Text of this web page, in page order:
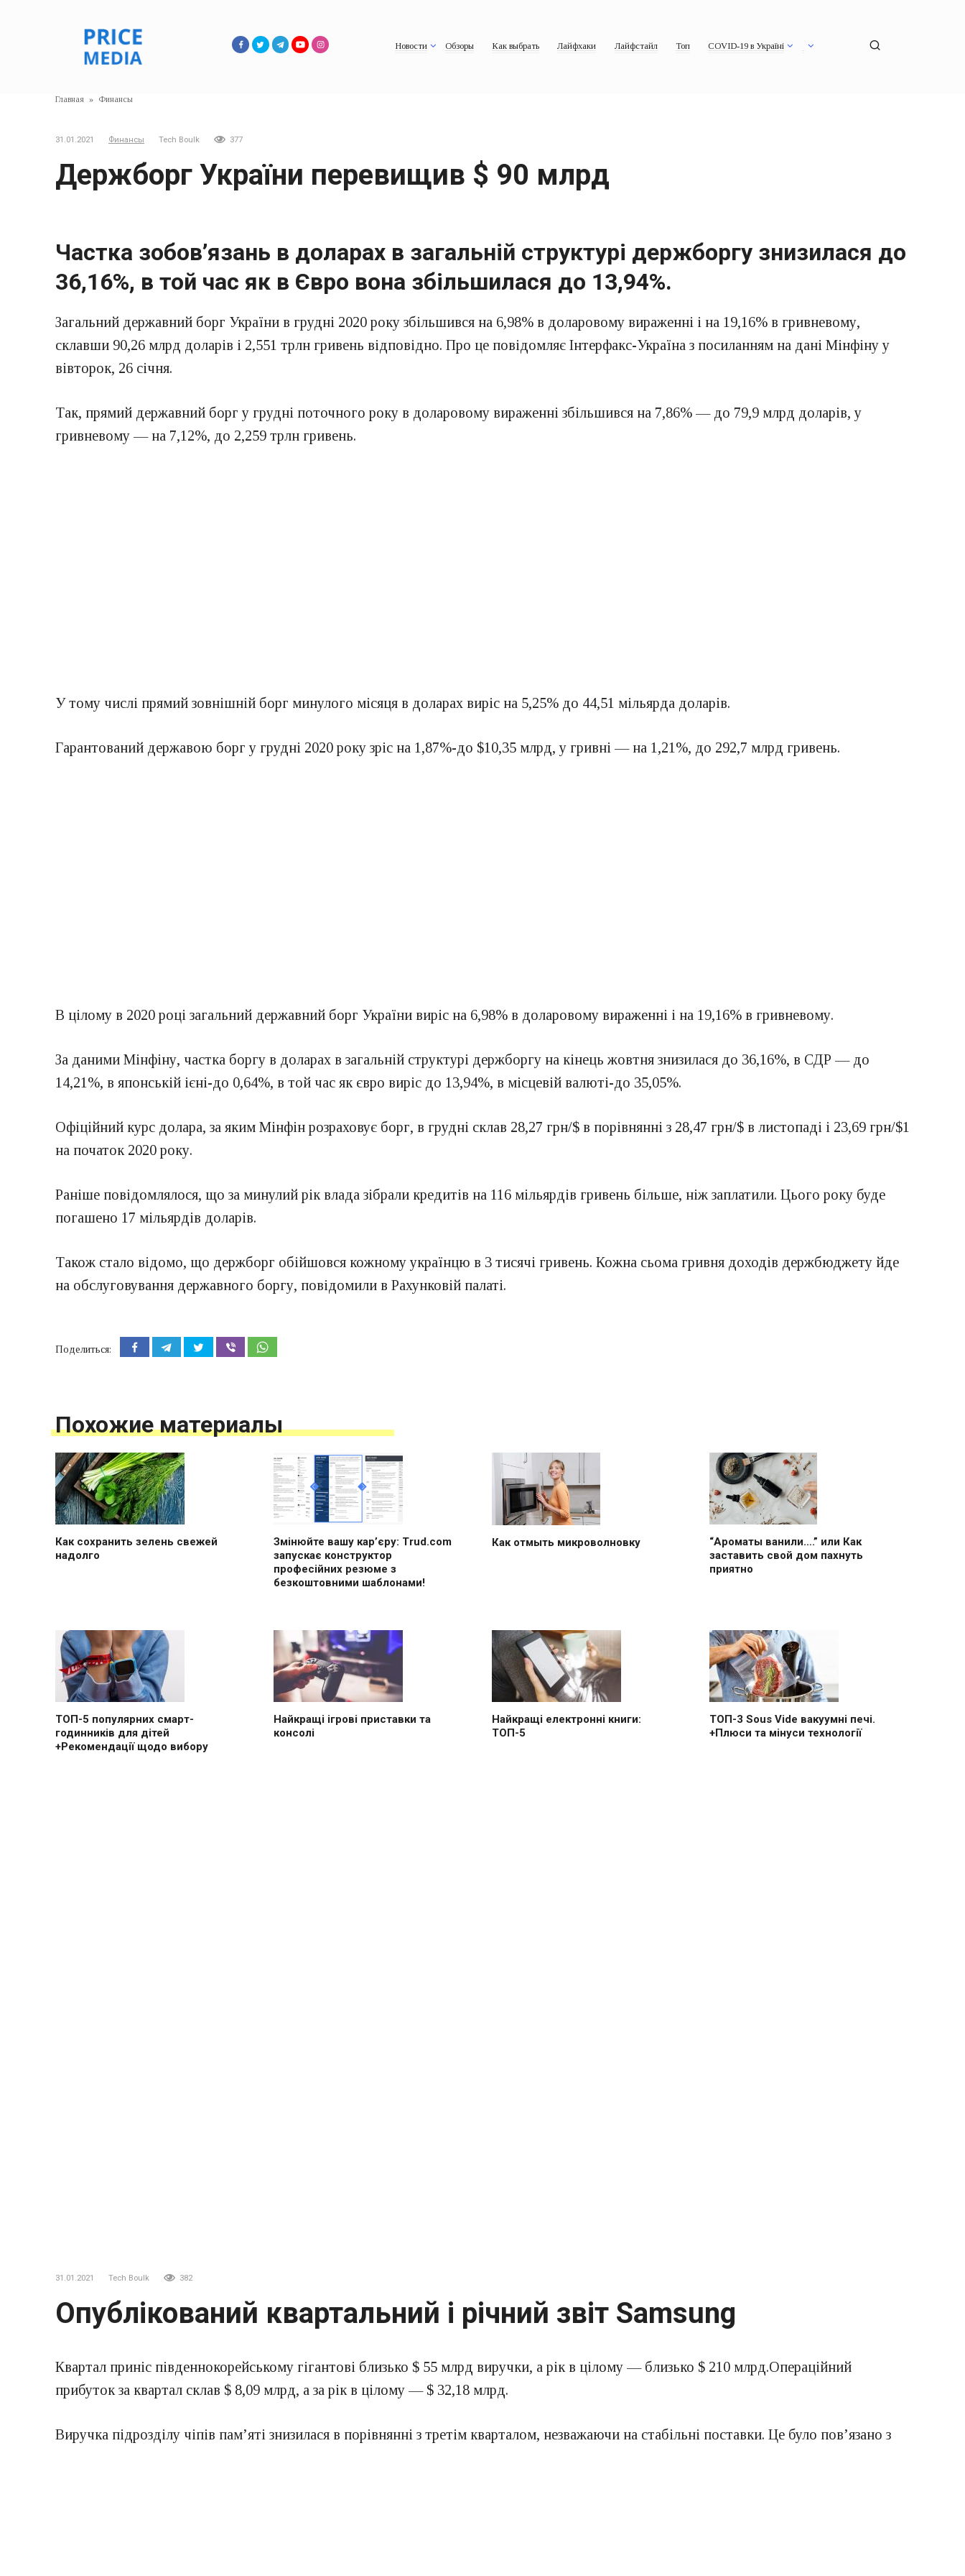
Новости Обзоры Как выбрать Лайфхаки Лайфстайл Топ COVID-19 в Україні
Главная » Финансы
31.01.2021 Финансы Tech Boulk 377
Держборг України перевищив $ 90 млрд
Частка зобов’язань в доларах в загальній структурі держборгу знизилася до
36,16%, в той час як в Євро вона збільшилася до 13,94%.
Загальний державний борг України в грудні 2020 року збільшився на 6,98% в доларовому вираженні і на 19,16% в гривневому,
склавши 90,26 млрд доларів і 2,551 трлн гривень відповідно. Про це повідомляє Інтерфакс-Україна з посиланням на дані Мінфіну у
вівторок, 26 січня.
Так, прямий державний борг у грудні поточного року в доларовому вираженні збільшився на 7,86% — до 79,9 млрд доларів, у
гривневому — на 7,12%, до 2,259 трлн гривень.
У тому числі прямий зовнішній борг минулого місяця в доларах виріс на 5,25% до 44,51 мільярда доларів.
Гарантований державою борг у грудні 2020 року зріс на 1,87%-до $10,35 млрд, у гривні — на 1,21%, до 292,7 млрд гривень.
В цілому в 2020 році загальний державний борг України виріс на 6,98% в доларовому вираженні і на 19,16% в гривневому.
За даними Мінфіну, частка боргу в доларах в загальній структурі держборгу на кінець жовтня знизилася до 36,16%, в СДР — до
14,21%, в японській ієні-до 0,64%, в той час як євро виріс до 13,94%, в місцевій валюті-до 35,05%.
Офіційний курс долара, за яким Мінфін розраховує борг, в грудні склав 28,27 грн/$ в порівнянні з 28,47 грн/$ в листопаді і 23,69 грн/$1
на початок 2020 року.
Раніше повідомлялося, що за минулий рік влада зібрали кредитів на 116 мільярдів гривень більше, ніж заплатили. Цього року буде
погашено 17 мільярдів доларів.
Також стало відомо, що держборг обійшовся кожному українцю в 3 тисячі гривень. Кожна сьома гривня доходів держбюджету йде
на обслуговування державного боргу, повідомили в Рахунковій палаті.
Поделиться:
Похожие материалы
Как сохранить зелень свежей
надолго
Змінюйте вашу кар’єру: Trud.com
запускає конструктор
професійних резюме з
безкоштовними шаблонами!
Как отмыть микроволновку
“Ароматы ванили….” или Как
заставить свой дом пахнуть
приятно
ТОП-5 популярних смарт-
годинників для дітей
+Рекомендації щодо вибору
Найкращі ігрові приставки та
консолі
Найкращі електронні книги:
ТОП-5
ТОП-3 Sous Vide вакуумні печі.
+Плюси та мінуси технології
31.01.2021 Tech Boulk 382
Опублікований квартальний і річний звіт Samsung
Квартал приніс південнокорейському гігантові близько $ 55 млрд виручки, а рік в цілому — близько $ 210 млрд.Операційний
прибуток за квартал склав $ 8,09 млрд, а за рік в цілому — $ 32,18 млрд.
Виручка підрозділу чіпів пам’яті знизилася в порівнянні з третім кварталом, незважаючи на стабільні поставки. Це було пов’язано з